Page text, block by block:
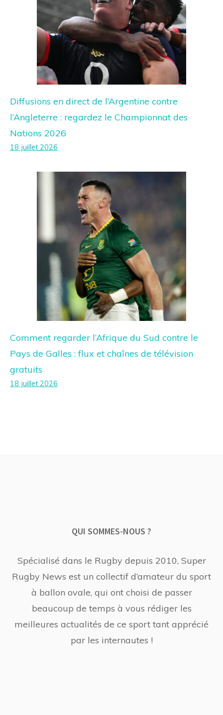
Diffusions en direct de l’Argentine contre
l’Angleterre : regardez le Championnat des
Nations 2026
18 juillet 2026
Comment regarder l’Afrique du Sud contre le
Pays de Galles : flux et chaînes de télévision
gratuits
18 juillet 2026
QUI SOMMES-NOUS ?
Spécialisé dans le Rugby depuis 2010, Super
Rugby News est un collectif d’amateur du sport
à ballon ovale, qui ont choisi de passer
beaucoup de temps à vous rédiger les
meilleures actualités de ce sport tant apprécié
par les internautes !